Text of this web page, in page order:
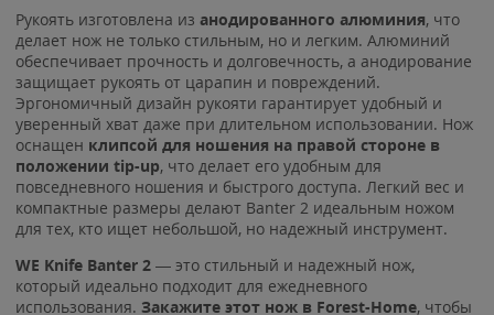
Рукоять изготовлена из анодированного алюминия, что
делает нож не только стильным, но и легким. Алюминий
обеспечивает прочность и долговечность, а анодирование
защищает рукоять от царапин и повреждений.
Эргономичный дизайн рукояти гарантирует удобный и
уверенный хват даже при длительном использовании. Нож
оснащен клипсой для ношения на правой стороне в
положении tip-up, что делает его удобным для
повседневного ношения и быстрого доступа. Легкий вес и
компактные размеры делают Banter 2 идеальным ножом
для тех, кто ищет небольшой, но надежный инструмент.
WE Knife Banter 2 — это стильный и надежный нож,
который идеально подходит для ежедневного
использования. Закажите этот нож в Forest-Home, чтобы